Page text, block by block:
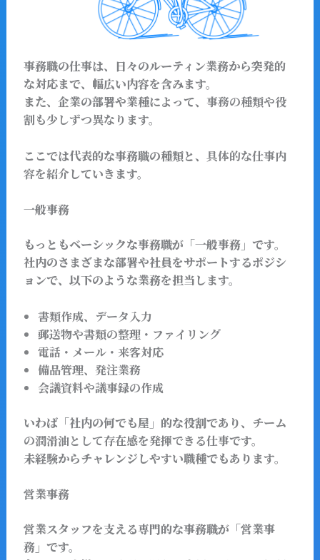
事務職の仕事は、日々のルーティン業務から突発的
な対応まで、幅広い内容を含みます。
また、企業の部署や業種によって、 事務の種類や役
割も少しずつ異なります。
ここでは代表的な事務職の種類と、 具体的な仕事内
容を紹介していきます。
一般事務
もっともベーシックな事務職が「一般事務」です。
社内のさまざまな部署や社員をサポートするポジシ
ョンで、以下のような業務を担当します。
書類作成、データ入力
郵送物や書類の整理・ファイリング
電話・メール・来客対応
備品管理、発注業務
会議資料や議事録の作成
いわば「社内の何でも屋」的な役割であり、 チーム
の潤滑油として存在感を発揮できる仕事です。
未経験からチャレンジしやすい職種でもあります。
営業事務
営業スタッフを支える専門的な事務職が「営業事
務」です。